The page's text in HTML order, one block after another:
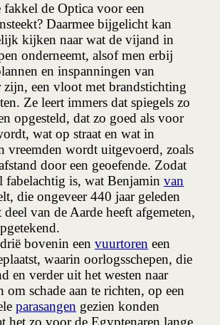
fakkel de Optica voor een
Daarmee bijgelicht kan
kijken naar wat de vijand in
onderneemt, alsof men erbij
en inspanningen van
een vloot met brandstichting
Ze leert immers dat spiegels zo
opgesteld, dat zo goed als voor
wat op straat en wat in
vreemden wordt uitgevoerd, zoals
door een geoefende. Zodat
fabelachtig is, wat Benjamin van
die ongeveer 440 jaar geleden
deel van de Aarde heeft afgemeten,
bovenin een vuurtoren een
waarin oorlogsschepen, die
en verder uit het westen naar
om schade aan te richten, op een
parasangen gezien konden
het zo voor de Egyptenaren lange